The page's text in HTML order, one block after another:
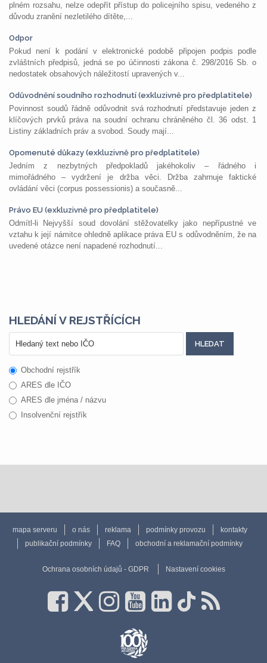
plném rozsahu, nelze odepřít přístup do policejního spisu, vedeného z
důvodu zranění nezletilého dítěte,...
Odpor
Pokud není k podání v elektronické podobě připojen podpis podle
zvláštních předpisů, jedná se po účinnosti zákona č. 298/2016 Sb. o
nedostatek obsahových náležitostí upravených v...
Odůvodnění soudního rozhodnutí (exkluzivně pro předplatitele)
Povinnost soudů řádně odůvodnit svá rozhodnutí představuje jeden z
klíčových prvků práva na soudní ochranu chráněného čl. 36 odst. 1
Listiny základních práv a svobod. Soudy mají...
Opomenuté důkazy (exkluzivně pro předplatitele)
Jedním z nezbytných předpokladů jakéhokoliv – řádného i
mimořádného – vydržení je držba věci. Držba zahrnuje faktické
ovládání věci (corpus possessionis) a současně...
Právo EU (exkluzivně pro předplatitele)
Odmítl-li Nejvyšší soud dovolání stěžovatelky jako nepřípustné ve
vztahu k její námitce ohledně aplikace práva EU s odůvodněním, že na
uvedené otázce není napadené rozhodnutí...
HLEDÁNÍ V REJSTŘÍCÍCH
Obchodní rejstřík
ARES dle IČO
ARES dle jména / názvu
Insolvenční rejstřík
mapa serveru o nás reklama podmínky provozu
kontakty
publikační podmínky
FAQ obchodní a reklamační podmínky
Ochrana osobních údajů - GDPR Nastavení cookies